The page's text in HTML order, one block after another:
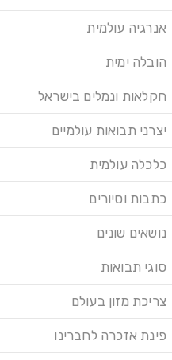
אנרגיה עולמית
הובלה ימית
חקלאות ונמלים בישראל
יצרני תבואות עולמיים
כלכלה עולמית
כתבות וסיורים
נושאים שונים
סוגי תבואות
צריכת מזון בעולם
פינת אזכרה לחברינו